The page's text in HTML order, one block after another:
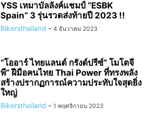
YSS เหมาบัลลังค์แชมป์ “ESBK
Spain” 3 รุ่นรวดส่งท้ายปี 2023 !!
Bikersthailand - 4 ธันวาคม 2023
“โออาร์ ไทยแลนด์ กรังด์ปรีซ์” โมโตจี
พี” ฝีมือคนไทย Thai Power ที่ทรงพลัง
สร้างปรากฏการณ์ความประทับใจสุดยิ่ง
ใหญ่
Bikersthailand - 1 พฤศจิกายน 2023